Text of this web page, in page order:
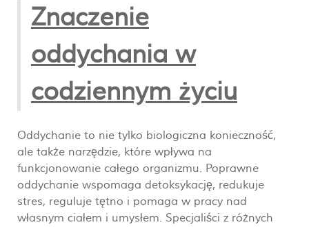
Znaczenie
oddychania w
codziennym życiu
Oddychanie to nie tylko biologiczna konieczność,
ale także narzędzie, które wpływa na
funkcjonowanie całego organizmu. Poprawne
oddychanie wspomaga detoksykację, redukuje
stres, reguluje tętno i pomaga w pracy nad
własnym ciałem i umysłem. Specjaliści z różnych